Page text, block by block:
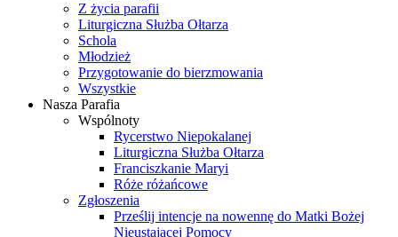
Z życia parafii
Liturgiczna Służba Ołtarza
Schola
Młodzież
Przygotowanie do bierzmowania
Wszystkie
Nasza Parafia
Wspólnoty
Rycerstwo Niepokalanej
Liturgiczna Służba Ołtarza
Franciszkanie Maryi
Róże różańcowe
Zgłoszenia
Prześlij intencje na nowennę do Matki Bożej
Nieustającej Pomocy